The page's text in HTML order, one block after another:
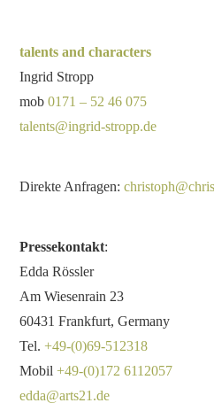
talents and characters
Ingrid Stropp
mob0171 – 52 46 075
talents@ingrid-stropp.de
Direkte Anfragen:
Pressekontakt:
Edda Rössler
Am Wiesenrain 23
60431 Frankfurt, Germany
Tel.+49-(0)69-512318
Mobil+49-(0)172 6112057
edda@arts21.de